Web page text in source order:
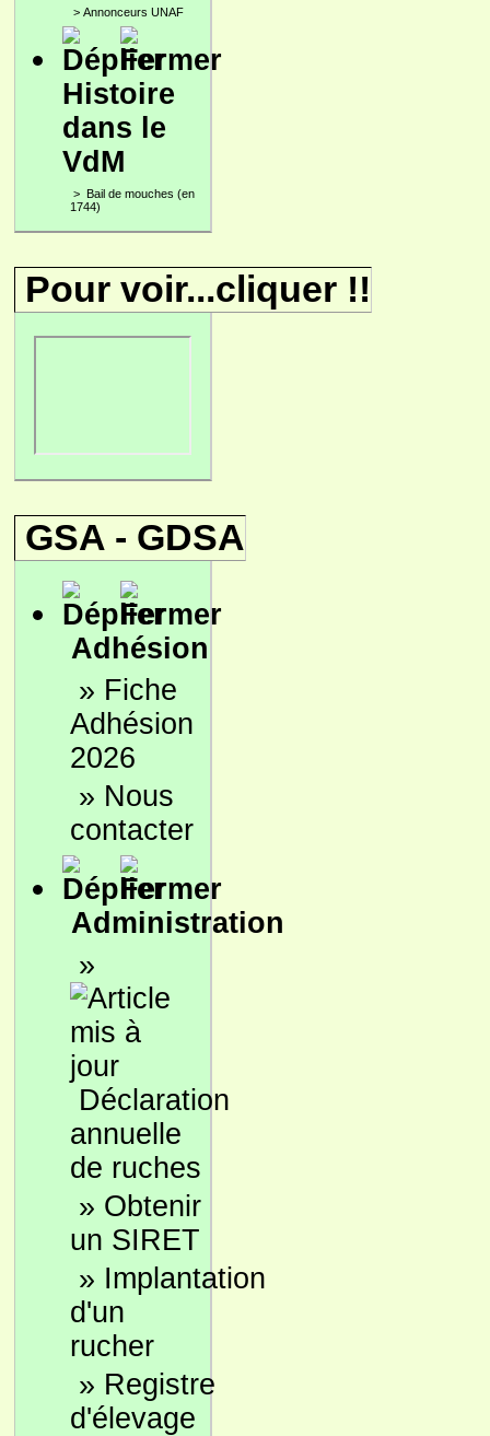
> Annonceurs UNAF
Histoire
dans le
VdM
> Bail de mouches (en
1744)
Pour voir...cliquer !!
GSA - GDSA
Adhésion
» Fiche
Adhésion
2026
» Nous
contacter
Administration
»
Déclaration
annuelle
de ruches
» Obtenir
un SIRET
» Implantation
d'un
rucher
» Registre
d'élevage